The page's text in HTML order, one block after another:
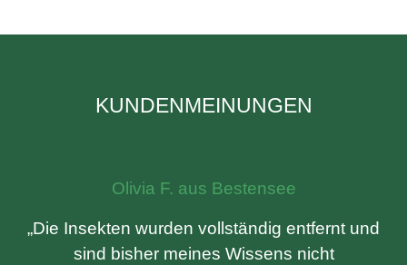
KUNDENMEINUNGEN
Olivia F. aus Bestensee
„Die Insekten wurden vollständig entfernt und
sind bisher meines Wissens nicht